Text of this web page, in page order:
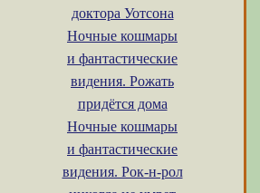
доктора Уотсона
Ночные кошмары
и фантастические
видения. Рожать
придётся дома
Ночные кошмары
и фантастические
видения. Рок-н-рол